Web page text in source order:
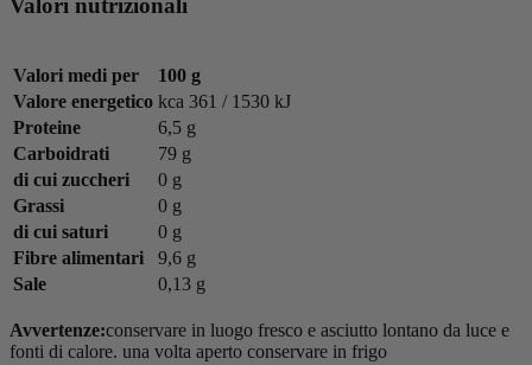
Valori medi per
100 g
Valore energetico kca 361 / 1530 kJ
Proteine
6,5 g
Carboidrati
79 g
di cui zuccheri
0 g
Grassi
0 g
di cui saturi
0 g
Fibre alimentari
9,6 g
Sale
0,13 g
Avvertenze:conservare in luogo fresco e asciutto lontano da luce e
fonti di calore. una volta aperto conservare in frigo